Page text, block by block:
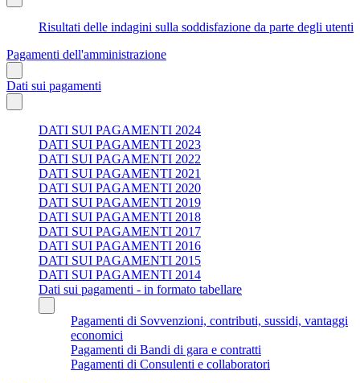
Risultati delle indagini sulla soddisfazione da parte degli utenti
Pagamenti dell'amministrazione
Dati sui pagamenti
DATI SUI PAGAMENTI 2024
DATI SUI PAGAMENTI 2023
DATI SUI PAGAMENTI 2022
DATI SUI PAGAMENTI 2021
DATI SUI PAGAMENTI 2020
DATI SUI PAGAMENTI 2019
DATI SUI PAGAMENTI 2018
DATI SUI PAGAMENTI 2017
DATI SUI PAGAMENTI 2016
DATI SUI PAGAMENTI 2015
DATI SUI PAGAMENTI 2014
Dati sui pagamenti - in formato tabellare
Pagamenti di Sovvenzioni, contributi, sussidi, vantaggi
economici
Pagamenti di Bandi di gara e contratti
Pagamenti di Consulenti e collaboratori